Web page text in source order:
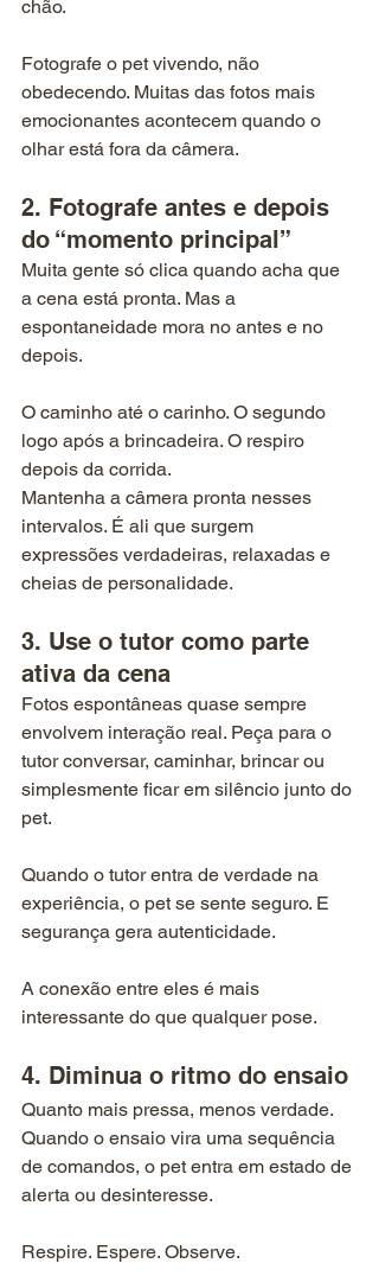
chão.
Fotografe o pet vivendo, não
obedecendo. Muitas das fotos mais
emocionantes acontecem quando o
olhar está fora da câmera.
2. Fotografe antes e depois
do “momento principal”
Muita gente só clica quando acha que
a cena está pronta. Mas a
espontaneidade mora no antes e no
depois.
O caminho até o carinho. O segundo
logo após a brincadeira. O respiro
depois da corrida.
Mantenha a câmera pronta nesses
intervalos. É ali que surgem
expressões verdadeiras, relaxadas e
cheias de personalidade.
3. Use o tutor como parte
ativa da cena
Fotos espontâneas quase sempre
envolvem interação real. Peça para o
tutor conversar, caminhar, brincar ou
simplesmente ficar em silêncio junto do
pet.
Quando o tutor entra de verdade na
experiência, o pet se sente seguro. E
segurança gera autenticidade.
A conexão entre eles é mais
interessante do que qualquer pose.
4. Diminua o ritmo do ensaio
Quanto mais pressa, menos verdade.
Quando o ensaio vira uma sequência
de comandos, o pet entra em estado de
alerta ou desinteresse.
Respire. Espere. Observe.